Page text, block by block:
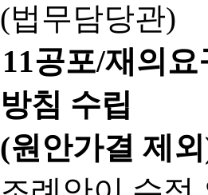
(법무담당관)
11공포/재의요
방침 수립
(원안가결 제